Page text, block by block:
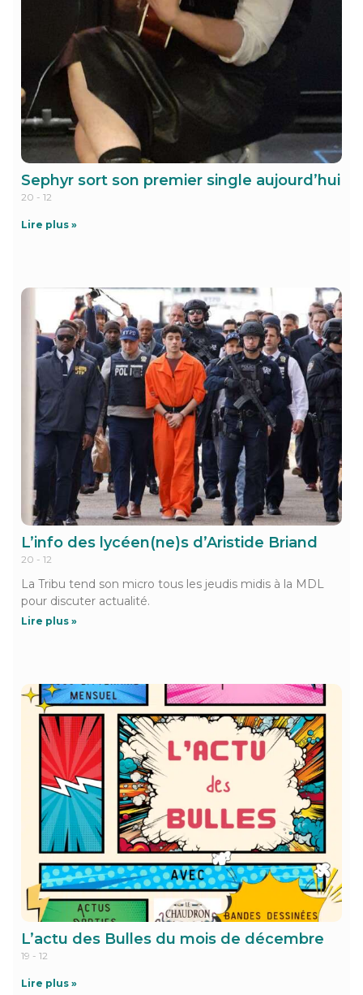
Sephyr sort son premier single aujourd’hui
20 - 12
Lire plus »
L’info des lycéen(ne)s d’Aristide Briand
20 - 12
La Tribu tend son micro tous les jeudis midis à la MDL
pour discuter actualité.
Lire plus »
L’actu des Bulles du mois de décembre
19 - 12
Lire plus »